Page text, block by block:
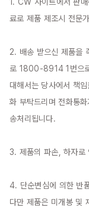
1. CW 사이트에서 판
료로 제품 제조시 전문
2. 배송 받으신 제품을
로 1800-8914 1번으
대해서는 당사에서 책
화 부탁드리며 전화통
송처리됩니다.
3. 제품의 파손, 하자로
4. 단순변심에 의한 반
다만 제품은 미개봉 및